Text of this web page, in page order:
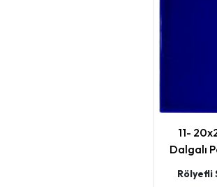
11-
Dalgalı
Rölyefli